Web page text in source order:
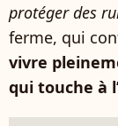
protéger des
ferme, qui
vivre
qui touche à